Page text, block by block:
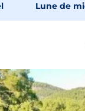
Lune de